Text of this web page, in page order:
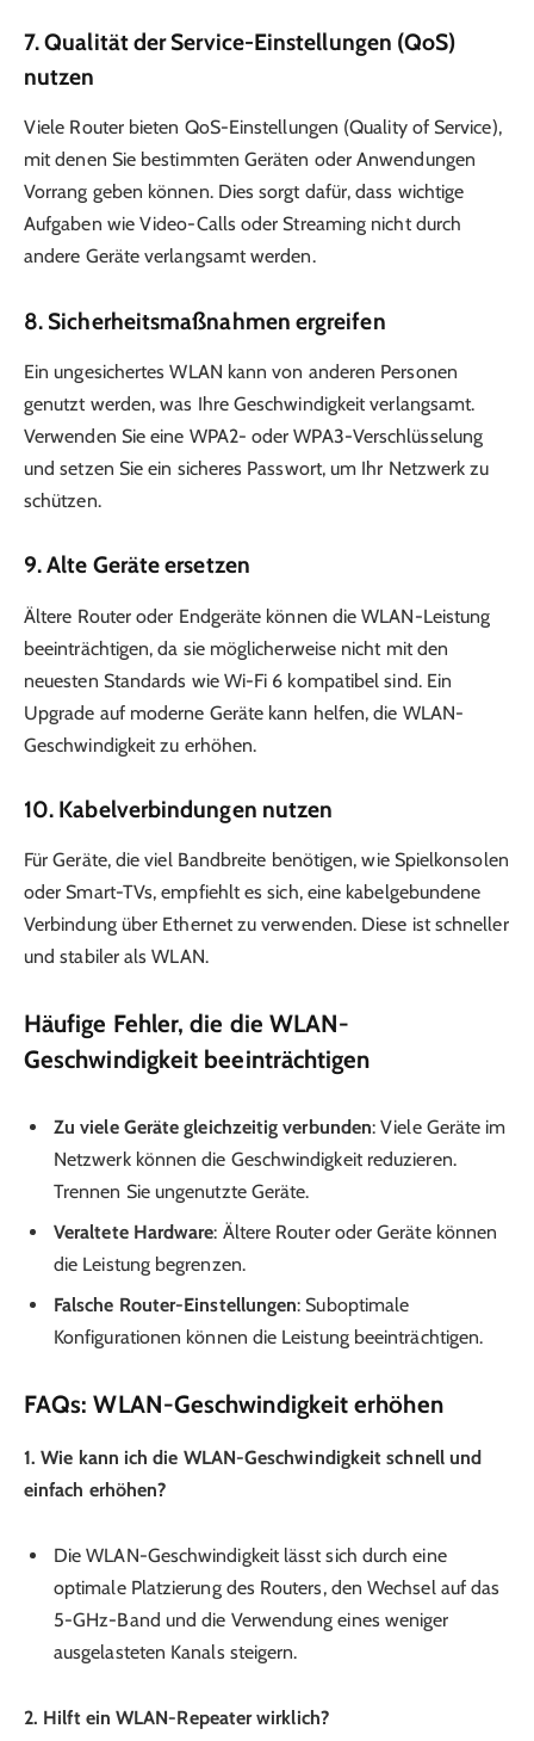
7.Qualität der Service-Einstellungen (QoS)
nutzen
Viele Router bieten QoS-Einstellungen (Quality of Service),
mit denen Sie bestimmten Geräten oder Anwendungen
Vorrang geben können. Dies sorgt dafür, dass wichtige
Aufgaben wie Video-Calls oder Streaming nicht durch
andere Geräte verlangsamt werden.
8. Sicherheitsmaßnahmen ergreifen
Ein ungesichertes WLAN kann von anderen Personen
genutzt werden, was Ihre Geschwindigkeit verlangsamt.
Verwenden Sie eine WPA2- oder WPA3-Verschlüsselung
und setzen Sie ein sicheres Passwort, um Ihr Netzwerk zu
schützen.
9.Alte Geräte ersetzen
Ältere Router oder Endgeräte können die WLAN-Leistung
beeinträchtigen, da sie möglicherweise nicht mit den
neuesten Standards wie Wi-Fi 6 kompatibel sind. Ein
Upgrade auf moderne Geräte kann helfen, die WLAN-
Geschwindigkeit zu erhöhen.
10. Kabelverbindungen nutzen
Für Geräte, die viel Bandbreite benötigen, wie Spielkonsolen
oder Smart-TVs, empfiehlt es sich, eine kabelgebundene
Verbindung über Ethernet zu verwenden. Diese ist schneller
und stabiler als WLAN.
Häufige Fehler, die die WLAN-
Geschwindigkeit beeinträchtigen
Zu viele Geräte gleichzeitig verbunden: Viele Geräte im
Netzwerk können die Geschwindigkeit reduzieren.
Trennen Sie ungenutzte Geräte.
Veraltete Hardware: Ältere Router oder Geräte können
die Leistung begrenzen.
Falsche Router-Einstellungen: Suboptimale
Konfigurationen können die Leistung beeinträchtigen.
FAQs: WLAN-Geschwindigkeit erhöhen
1. Wie kann ich die WLAN-Geschwindigkeit schnell und
einfach erhöhen?
Die WLAN-Geschwindigkeit lässt sich durch eine
optimale Platzierung des Routers, den Wechsel auf das
5-GHz-Band und die Verwendung eines weniger
ausgelasteten Kanals steigern.
2. Hilft ein WLAN-Repeater wirklich?